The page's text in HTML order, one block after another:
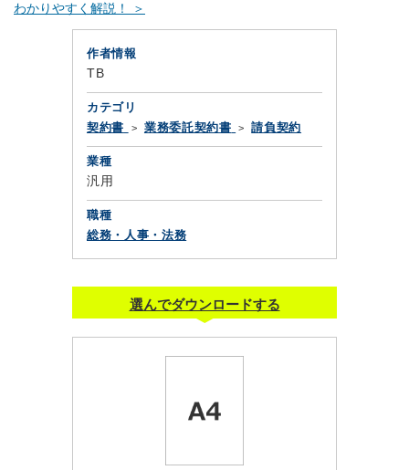
わかりやすく解説！ ＞
作者情報
TB
カテゴリ
契約書
業務委託契約書 請負契約
業種
汎用
職種
総務・人事・法務
選んでダウンロードする